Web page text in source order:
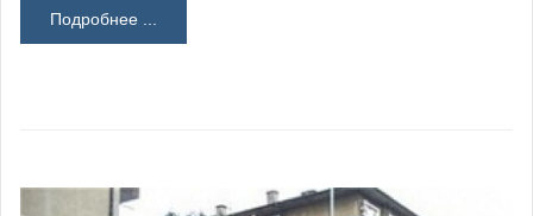
Подробнее ...